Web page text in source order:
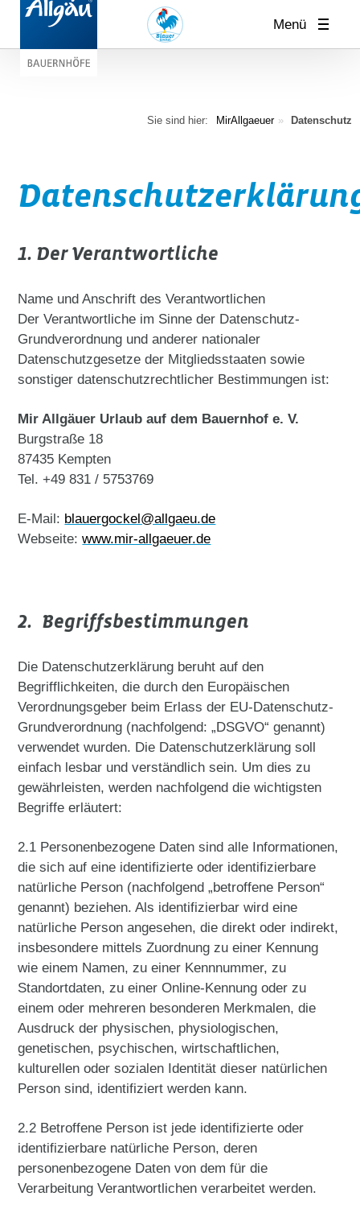
Menü
Datenschutz
MirAllgaeuer
Sie sind hier:
1. Der Verantwortliche
Name und Anschrift des Verantwortlichen
Der Verantwortliche im Sinne der Datenschutz-
Grundverordnung und anderer nationaler
Datenschutzgesetze der Mitgliedsstaaten sowie
sonstiger datenschutzrechtlicher Bestimmungen ist:
Mir Allgäuer Urlaub auf dem Bauernhof e. V.
Burgstraße 18
87435 Kempten
Tel. +49 831 / 5753769
E-Mail: blauergockel@allgaeu.de
Webseite:www.mir-allgaeuer.de
2. Begriffsbestimmungen
Die Datenschutzerklärung beruht auf den
Begrifflichkeiten, die durch den Europäischen
Verordnungsgeber beim Erlass der EU-Datenschutz-
Grundverordnung (nachfolgend: „DSGVO“ genannt)
verwendet wurden. Die Datenschutzerklärung soll
einfach lesbar und verständlich sein. Um dies zu
gewährleisten, werden nachfolgend die wichtigsten
Begriffe erläutert:
2.1 Personenbezogene Daten sind alle Informationen,
die sich auf eine identifizierte oder identifizierbare
natürliche Person (nachfolgend „betroffene Person“
genannt) beziehen. Als identifizierbar wird eine
natürliche Person angesehen, die direkt oder indirekt,
insbesondere mittels Zuordnung zu einer Kennung
wie einem Namen, zu einer Kennnummer, zu
Standortdaten, zu einer Online-Kennung oder zu
einem oder mehreren besonderen Merkmalen, die
Ausdruck der physischen, physiologischen,
genetischen, psychischen, wirtschaftlichen,
kulturellen oder sozialen Identität dieser natürlichen
Person sind, identifiziert werden kann.
2.2 Betroffene Person ist jede identifizierte oder
identifizierbare natürliche Person, deren
personenbezogene Daten von dem für die
Verarbeitung Verantwortlichen verarbeitet werden.